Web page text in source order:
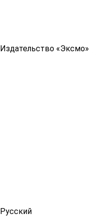
Издательство «Эксмо»
Русский